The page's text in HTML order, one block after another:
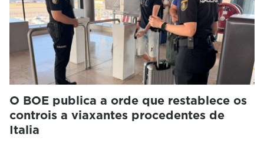
O BOE publica a orde que restablece os
controis a viaxantes procedentes de
Italia